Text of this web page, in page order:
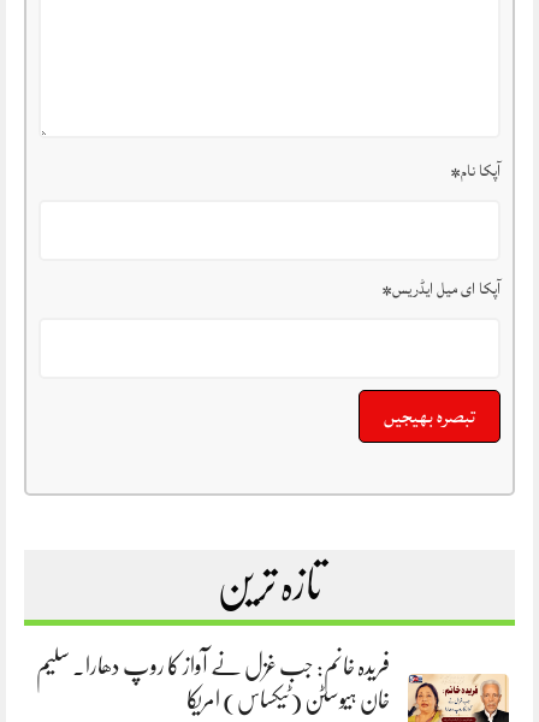
آپکا نام*
آپکا ای میل ایڈریس*
تازہ ترین
فریدہ خانم: جب غزل نے آواز کا روپ دھارا. سلیم
خان ہیوسٹن (ٹیکساس) امریکا